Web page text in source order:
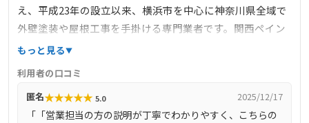
え、平成23年の設立以来、横浜市を中心に神奈川県全域で
外壁塗装や屋根工事を手掛ける専門業者です。関西ペイン
トのリフォームサミットプラチナ認定店として、高品質な
様の大切な家を守るため、塗装だけでなく付帯工事も積極
的に提案し、幅広いサービスを展開しています。
もっと見る
利用者の口コミ
匿名★★★★★ 5.0 2025/12/17
「「営業担当の方の説明が丁寧でわかりやすく、こちらの